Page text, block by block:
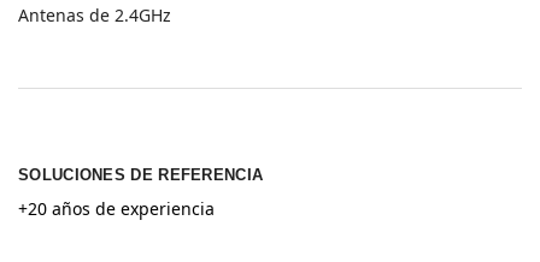
Antenas de 2.4GHz
SOLUCIONES DE REFERENCIA
+20 años de experiencia